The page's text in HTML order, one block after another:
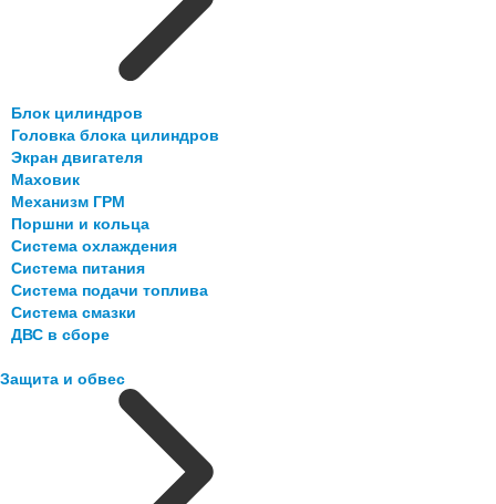
Блок цилиндров
Головка блока цилиндров
Экран двигателя
Маховик
Механизм ГРМ
Поршни и кольца
Система охлаждения
Система питания
Система подачи топлива
Система смазки
ДВС в сборе
Защита и обвес